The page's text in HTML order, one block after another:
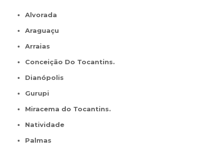
Alvorada
Araguaçu
Arraias
Conceição Do Tocantins.
Dianópolis
Gurupi
Miracema do Tocantins.
Natividade
Palmas